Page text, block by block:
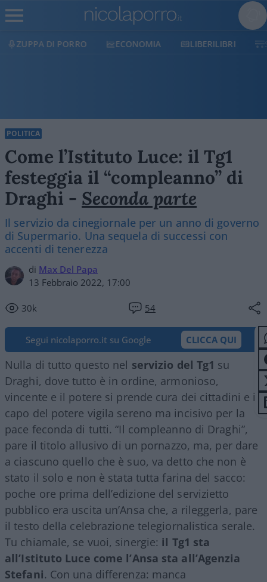
ECONOMIA LIBERILIBRI SHOP
POLITICA
Come l’Istituto Luce: il Tg1
festeggia il “compleanno” di
Draghi - Seconda parte
Il servizio da cinegiornale per un anno di governo
di Supermario. Una sequela di successi con
accenti di tenerezza
di Max Del Papa
13 Febbraio 2022, 17:00
30k 54
Segui nicolaporro.it su Google CLICCA QUI
Nulla di tutto questo nel servizio del Tg1 su
Draghi, dove tutto è in ordine, armonioso,
vincente e il potere si prende cura dei cittadini e il
capo del potere vigila sereno ma incisivo per la
pace feconda di tutti. “Il compleanno di Draghi”,
pare il titolo allusivo di un pornazzo, ma, per dare
a ciascuno quello che è suo, va detto che non è
stato il solo e non è stata tutta farina del sacco:
poche ore prima dell’edizione del servizietto
pubblico era uscita un’Ansa che, a rileggerla, pare
il testo della celebrazione telegiornalistica serale.
Tu chiamale, se vuoi, sinergie: il Tg1 sta
all’Istituto Luce come l’Ansa sta all’Agenzia
Stefani. Con una differenza: manca